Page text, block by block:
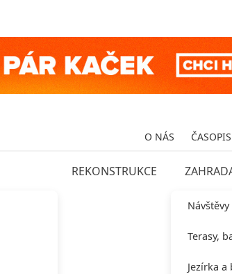
O NÁS ČASOPIS
REKONSTRUKCE
Terasy,
Jezírka a